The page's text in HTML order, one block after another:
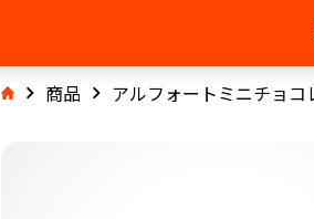
商品 アルフォートミニチョコ